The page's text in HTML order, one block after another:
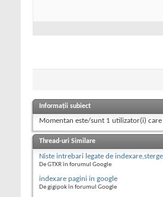
Informații subiect
Momentan este/sunt 1 utilizator(i) care
Thread-uri Similare
Niste intrebari legate de
De GTXR în forumul Google
indexare pagini in google
De gigipok în forumul Google